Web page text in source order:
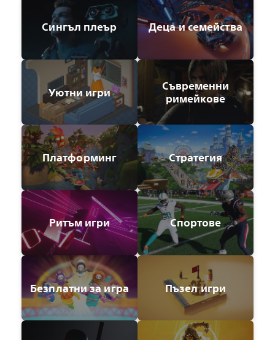
Сингъл плеър Деца и семейства
Уютни игри
Съвременни
римейкове
Платформинг Стратегия
Ритъм игри Спортове
Безплатни за игра Пъзел игри